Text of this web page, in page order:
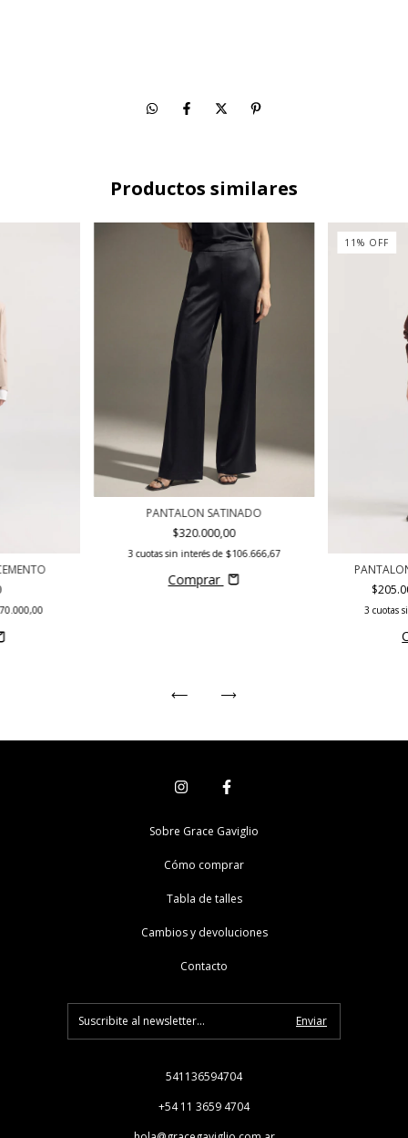
Productos similares
PANTALON SATINADO
$320.000,00
3 cuotas sin interés de $106.666,67
Comprar
11% OFF
3 cuotas
Sobre Grace Gaviglio
Cómo comprar
Tabla de talles
Cambios y devoluciones
Contacto
541136594704
+54 11 3659 4704